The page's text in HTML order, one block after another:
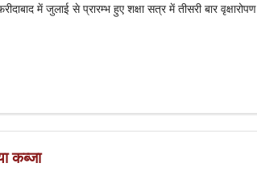
में जुलाई से प्रारम्भ हुए शक्षा सत्र में तीसरी बार वृक्षारोपण
कब्जा